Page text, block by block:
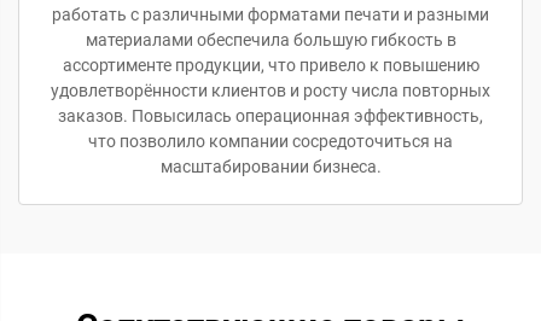
работать с различными форматами печати и разными
материалами обеспечила большую гибкость в
ассортименте продукции, что привело к повышению
удовлетворённости клиентов и росту числа повторных
заказов. Повысилась операционная эффективность,
что позволило компании сосредоточиться на
масштабировании бизнеса.